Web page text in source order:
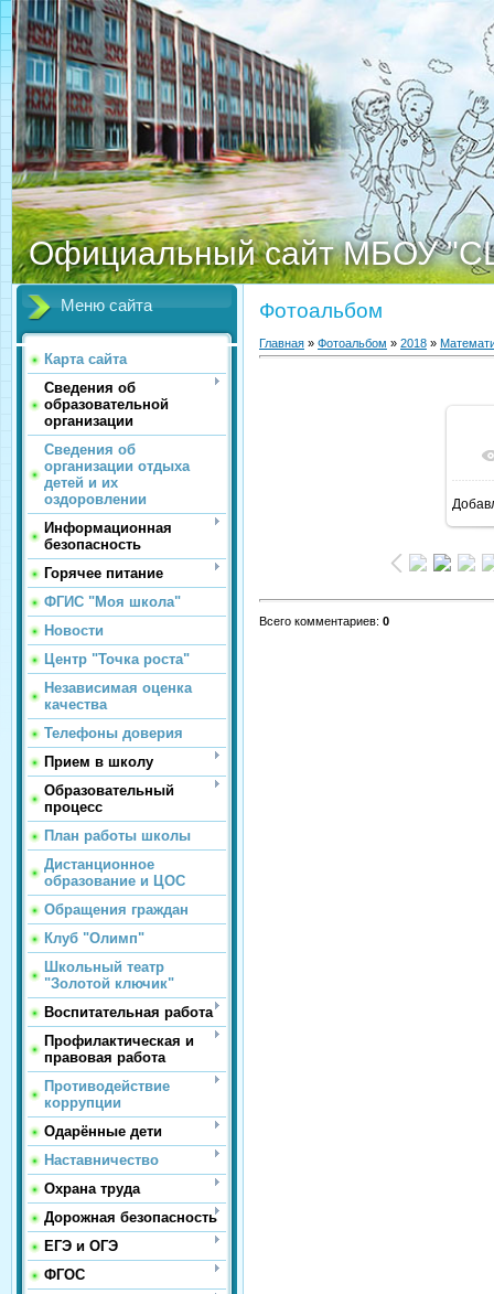
Официальный сайт МБОУ
Меню сайта
Карта сайта
Сведения об
образовательной
организации
Сведения об
организации отдыха
детей и их
оздоровлении
Информационная
безопасность
Горячее питание
ФГИС "Моя школа"
Новости
Центр "Точка роста"
Независимая оценка
качества
Телефоны доверия
Прием в школу
Образовательный
процесс
План работы школы
Дистанционное
образование и ЦОС
Обращения граждан
Клуб "Олимп"
Школьный театр
"Золотой ключик"
Воспитательная работа
Профилактическая и
правовая работа
Противодействие
коррупции
Одарённые дети
Наставничество
Охрана труда
Дорожная безопасность
ЕГЭ и ОГЭ
ФГОС
Фотоальбом
Главная » Фотоальбом » 2018 »
Всего комментариев: 0